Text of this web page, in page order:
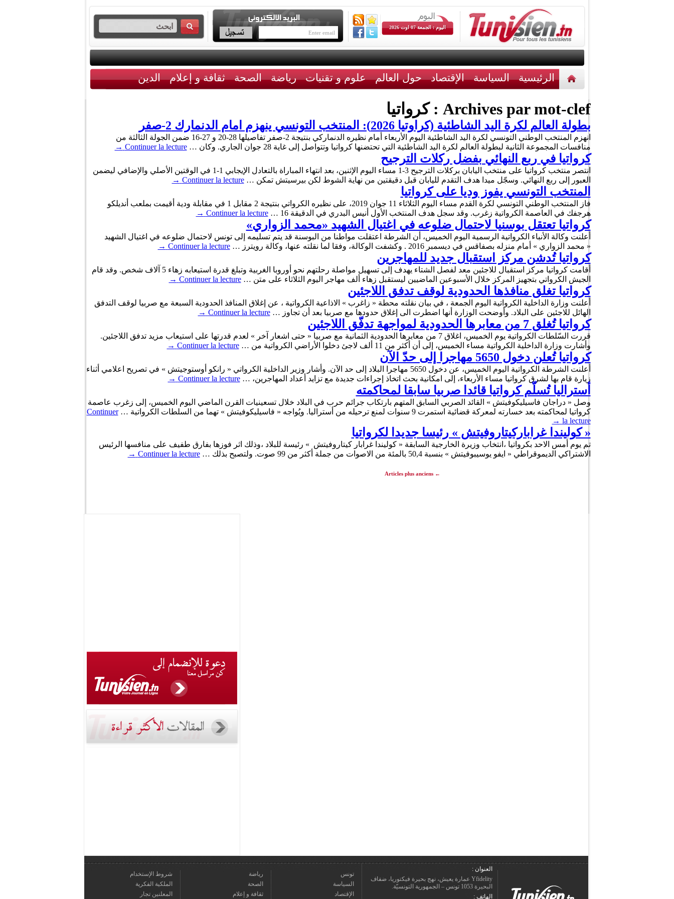
اليوم : الجمعة 07 اوت 2026
الرئيسية السياسة الإقتصاد حول العالم علوم و تقنيات رياضة الصحة ثقافة و إعلام الدين
أخبار مختلفة
Archives par mot-clef : كرواتيا
بطولة العالم لكرة اليد الشاطئية (كراوتيا 2026): المنتخب التونسي ينهزم امام الدنمارك 2-صفر
انهزم المنتخب الوطني التونسي لكرة اليد الشاطئية اليوم الأربعاء أمام نظيره الدنماركي بنتيجة 2-صفر تفاصيلها 28-20 و 27-16 ضمن الجولة الثالثة من
منافسات المجموعة الثانية لبطولة العالم لكرة اليد الشاطئية التي تحتضنها كرواتيا وتتواصل إلى غاية 28 جوان الجاري. وكان …
Continuer la lecture
→
كرواتيا في ربع النهائي بفضل ركلات الترجيح
انتصر منتخب كرواتيا على منتخب اليابان بركلات الترجيح 3-1 مساء اليوم الإثنين، بعد انتهاء المباراة بالتعادل الإيجابي 1-1 في الوقتين الأصلي والإضافي ليضمن
العبور إلى ربع النهائي. وسجّل ميدا هدف التقدم لليابان قبل دقيقتين من نهاية الشوط لكن بيرسيتش تمكن …Continuer la lecture
→
المنتخب التونسي يفوز وديا على كرواتيا
فاز المنتخب الوطني التونسي لكرة القدم مساء اليوم الثلاثاء 11 جوان 2019، على نظيره الكرواتي بنتيجة 2 مقابل 1 في مقابلة ودية أقيمت بملعب أنديلكو
هرجفك في العاصمة الكرواتية زغرب. وقد سجل هدف المنتخب الأول أنيس البدري في الدقيقة 16 …
Continuer la lecture
→
كرواتيا تعتقل بوسنيا لاحتمال ضلوعه في اغتيال الشهيد «محمد الزواري»
أعلنت وكالة الأنباء الكرواتية الرسمية اليوم الخميس، أن الشرطة اعتقلت مواطنا من البوسنة قد يتم تسليمه إلى تونس لاحتمال ضلوعه في اغتيال الشهيد
« محمد الزواري » أمام منزله بصفاقس في ديسمبر 2016 . وكشفت الوكالة، وفقا لما نقلته عنها، وكالة رويترز …
Continuer la lecture
→
كرواتيا تُدشن مركز استقبال جديد للمهاجرين
أقامت كرواتيا مركز استقبال للاجئين معد لفصل الشتاء يهدف إلى تسهيل مواصلة رحلتهم نحو أوروبا الغربية وتبلغ قدرة استيعابه زهاء 5 آلاف شخص. وقد قام
الجيش الكرواتي بتجهيز المركز خلال الأسبوعين الماضيين ليستقبل زهاء ألف مهاجر اليوم الثلاثاء على متن …Continuer la lecture
→
كرواتيا تغلق منافذها الحدودية لوقف تدفق اللاجئين
أعلنت وزارة الداخلية الكرواتية اليوم الجمعة ، في بيان نقلته محطة « زاغرب » الاذاعية الكرواتية ، عن إغلاق المنافذ الحدودية السبعة مع صربيا لوقف التدفق
الهائل للاجئين على البلاد. وأوضحت الوزارة أنها اضطرت الى إغلاق حدودها مع صربيا بعد أن تجاوز …Continuer la lecture
→
كرواتيا تُغلق 7 من معابرها الحدودية لمواجهة تدفّق اللاجئين
قررت السّلطات الكرواتية يوم الخميس، اغلاق 7 من معابرها الحدودية الثمانية مع صربيا « حتى اشعار آخر » لعدم قدرتها على استيعاب مزيد تدفق اللاجئين.
وأشارت وزارة الداخلية الكرواتية مساء الخميس، إلى أن أكثر من 11 ألف لاجئ دخلوا الأراضي الكرواتية من …
Continuer la lecture
→
كرواتيا تُعلن دخول 5650 مهاجرا إلى حدّ الآن
أعلنت الشرطة الكرواتية اليوم الخميس، عن دخول 5650 مهاجرا البلاد إلى حد الآن. وأشار وزير الداخلية الكرواتي « رانكو أوستوجيتش » في تصريح اعلامي أثناء
زيارة قام بها لشرق كرواتيا مساء الأربعاء، إلى امكانية بحث اتخاذ إجراءات جديدة مع تزايد أعداد المهاجرين، …Continuer la lecture
→
أستراليا تُسلّم كرواتيا قائدا صربيا سابقا لمحاكمته
وصل « دراجان فاسيليكوفيتش » القائد الصربي السابق المتهم بارتكاب جرائم حرب في البلاد خلال تسعينيات القرن الماضي اليوم الخميس، إلى زغرب عاصمة
كرواتيا لمحاكمته بعد خسارته لمعركة قضائية استمرت 9 سنوات لمنع ترحيله من أستراليا. ويُواجه « فاسيليكوفيتش » تهما من السلطات الكرواتية …
Continuer
la lecture
→
« كوليندا غراباركيتاروفيتش » رئيسا جديدا لكرواتيا
تم يوم أمس الاحد بكرواتيا ،انتخاب وزيرة الخارجية السابقة « كوليندا غرابار كيتاروفيتش » رئيسة للبلاد ،وذلك اثر فوزها بفارق طفيف على منافسها الرئيس
الاشتراكي الديموقراطي « ايفو يوسيبوفيتش » بنسبة 50,4 بالمئة من الاصوات من جملة أكثر من 99 صوت. ولتصبح بذلك …
Continuer la lecture
→
←
Articles plus anciens
العنوان :
Yfidelity عمارة يعيش، نهج بحيرة فيكتوريا، ضفاف
البحيرة 1053 تونس – الجمهورية التونسيّة.
الهاتف :
تونس
السياسة
الإقتصاد
رياضة
الصحة
ثقافة و إعلام
شروط الإستخدام
الملكية الفكرية
المعلنين تجار